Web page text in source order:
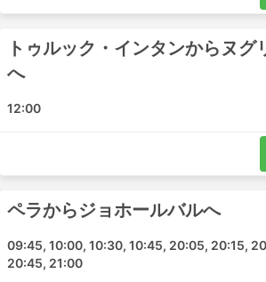
バス旅行の醍醐味は、プライバシーや
のご要望に合わせたオーダーメイドの
す。バスのクラスやタイプは、旅行者
に対応しています。最も安価な旅行は
ギュラーと呼ばれることもあります。
適しています。寝台車やVIPバスは、
旅行に適しています。寝台やリクライ
布、ソフトドリンク、スナック、トイ
宿泊費を節約できますが、バスのクラ
種類によって異なります。短い旅行でも
購入すれば、普通のバスの2倍の時間を
トゥルック・インタンからヌグ
へ
12:00
ペラからジョホールバルへ
09:45, 10:00, 10:30, 10:45, 20:05, 20:15,
20:45, 21:00